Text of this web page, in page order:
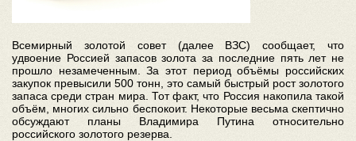
Всемирный золотой совет (далее ВЗС) сообщает, что
удвоение Россией запасов золота за последние пять лет не
прошло незамеченным. За этот период объёмы российских
закупок превысили 500 тонн, это самый быстрый рост золотого
запаса среди стран мира. Тот факт, что Россия накопила такой
объём, многих сильно беспокоит. Некоторые весьма скептично
обсуждают планы Владимира Путина относительно
российского золотого резерва.